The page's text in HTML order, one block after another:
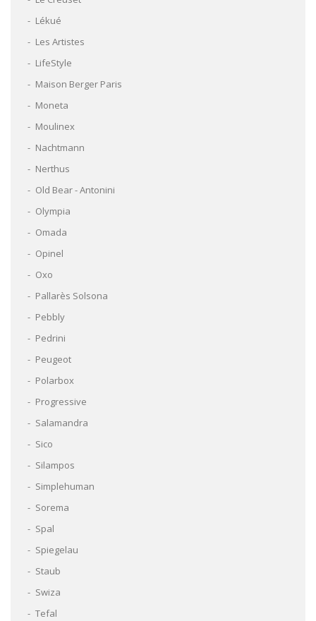
Lékué
Les Artistes
LifeStyle
Maison Berger Paris
Moneta
Moulinex
Nachtmann
Nerthus
Old Bear - Antonini
Olympia
Omada
Opinel
Oxo
Pallarès Solsona
Pebbly
Pedrini
Peugeot
Polarbox
Progressive
Salamandra
Sico
Silampos
Simplehuman
Sorema
Spal
Spiegelau
Staub
Swiza
Tefal